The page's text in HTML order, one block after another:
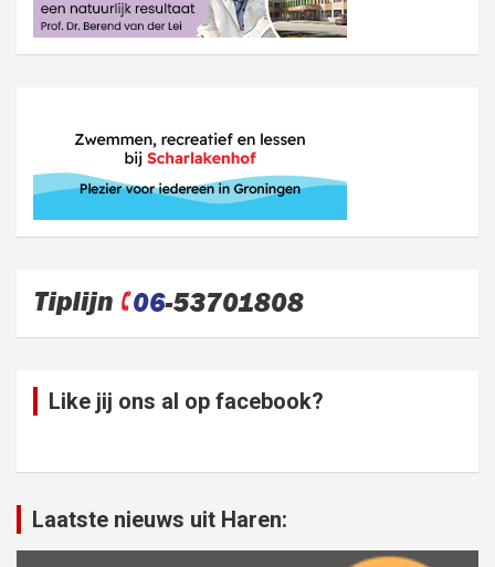
Like jij ons al op facebook?
Laatste nieuws uit Haren: